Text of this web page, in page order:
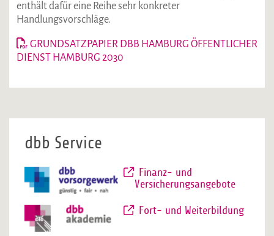
enthält dafür eine Reihe sehr konkreter
Handlungsvorschläge.
GRUNDSATZPAPIER DBB HAMBURG ÖFFENTLICHER
DIENST HAMBURG 2030
dbb Service
Finanz- und
Versicherungsangebote
Fort- und Weiterbildung